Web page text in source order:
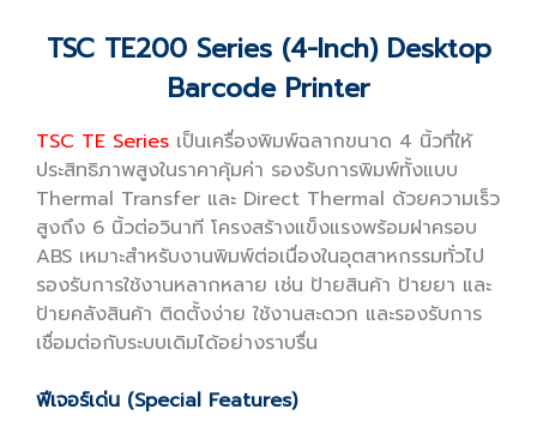
TSC TE200 Series (4-Inch) Desktop
Barcode Printer
TSC TE Series เป็นเครื่องพิมพ์ฉลากขนาด 4 นิ้วที่ให้
ประสิทธิภาพสูงในราคาคุ้มค่า รองรับการพิมพ์ทั้งแบบ
Thermal Transfer และ Direct Thermal ด้วยความเร็ว
สูงถึง 6 นิ้วต่อวินาที โครงสร้างแข็งแรงพร้อมฝาครอบ
ABS เหมาะสำหรับงานพิมพ์ต่อเนื่องในอุตสาหกรรมทั่วไป
รองรับการใช้งานหลากหลาย เช่น ป้ายสินค้า ป้ายยา และ
ป้ายคลังสินค้า ติดตั้งง่าย ใช้งานสะดวก และรองรับการ
เชื่อมต่อกับระบบเดิมได้อย่างราบรื่น
ฟีเจอร์เด่น (Special Features)